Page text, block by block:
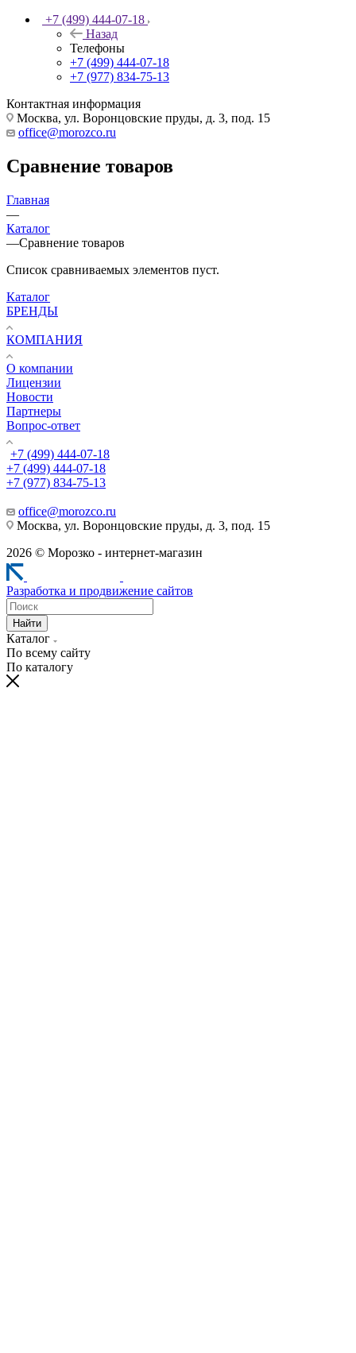
+7 (499) 444-07-18
Назад
Телефоны
+7 (499) 444-07-18
+7 (977) 834-75-13
Контактная информация
Москва, ул. Воронцовские пруды, д. 3, под. 15
office@morozco.ru
Сравнение товаров
Главная
—
Каталог
—Сравнение товаров
Список сравниваемых элементов пуст.
Каталог
БРЕНДЫ
КОМПАНИЯ
О компании
Лицензии
Новости
Партнеры
Вопрос-ответ
+7 (499) 444-07-18
+7 (499) 444-07-18
+7 (977) 834-75-13
office@morozco.ru
Москва, ул. Воронцовские пруды, д. 3, под. 15
2026 © Морозко - интернет-магазин
Разработка и продвижение сайтов
Найти
Каталог
По всему сайту
По каталогу